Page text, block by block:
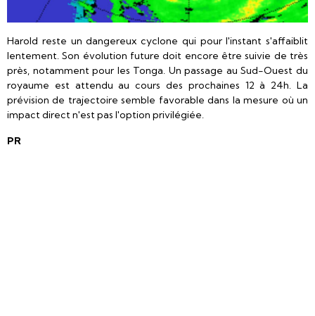
Harold reste un dangereux cyclone qui pour l'instant s'affaiblit
lentement. Son évolution future doit encore être suivie de très
près, notamment pour les Tonga. Un passage au Sud-Ouest du
royaume est attendu au cours des prochaines 12 à 24h. La
prévision de trajectoire semble favorable dans la mesure où un
impact direct n'est pas l'option privilégiée.
PR